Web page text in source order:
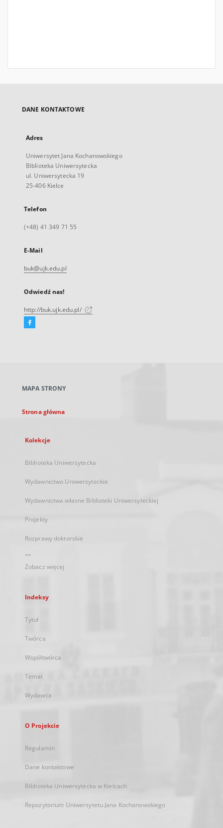
DANE KONTAKTOWE
Adres
Uniwersytet Jana Kochanowskiego
Biblioteka Uniwersytecka
ul. Uniwersytecka 19
25-406 Kielce
Telefon
(+48) 41 349 71 55
E-Mail
buk@ujk.edu.pl
Odwiedź nas!
http://buk.ujk.edu.pl/
Facebook
karcie
MAPA STRONY
Strona główna
Kolekcje
Biblioteka Uniwersytecka
Wydawnictwo Uniwersyteckie
Wydawnictwa własne Biblioteki Uniwersyteckiej
Projekty
Rozprawy doktorskie
...
Zobacz więcej
Indeksy
Tytuł
Twórca
Współtwórca
Temat
Wydawca
O Projekcie
Regulamin
Dane kontaktowe
Biblioteka Uniwersytecka w Kielcach
Repozytorium Uniwersytetu Jana Kochanowskiego